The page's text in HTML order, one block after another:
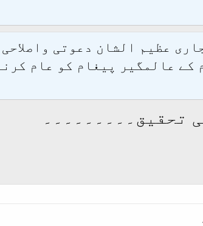
عظیم الشان دعوتی
کے عالمگیر پیغام کو عام
تحقیق۔۔۔۔۔۔۔۔۔